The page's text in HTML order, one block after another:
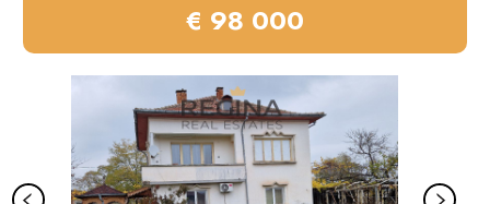
€ 98 000